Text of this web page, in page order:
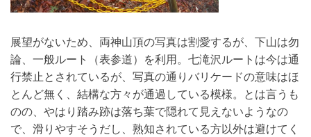
展望がないため、両神山頂の写真は割愛するが、下山は勿
論、一般ルート（表参道）を利用。七滝沢ルートは今は通
行禁止とされているが、写真の通りバリケードの意味はほ
とんど無く、結構な方々が通過している模様。とは言うも
のの、やはり踏み跡は落ち葉で隠れて見えないようなの
で、滑りやすそうだし、熟知されている方以外は避けてく